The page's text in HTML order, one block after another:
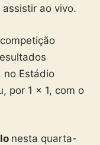
assistir ao vivo.
no Estádio
por 1 x 1, com o
nesta quarta-